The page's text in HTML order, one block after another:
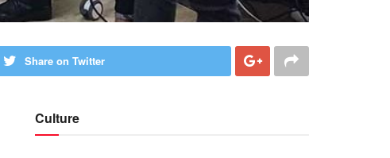
Share on Twitter
Culture